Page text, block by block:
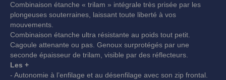
Combinaison étanche « trilam » intégrale très prisée par les
plongeuses souterraines, laissant toute liberté à vos
mouvements.
Combinaison étanche ultra résistante au poids tout petit.
Cagoule attenante ou pas. Genoux surprotégés par une
seconde épaisseur de trilam, visible par des réflecteurs.
Les +
- Autonomie à l’enfilage et au désenfilage avec son zip frontal.